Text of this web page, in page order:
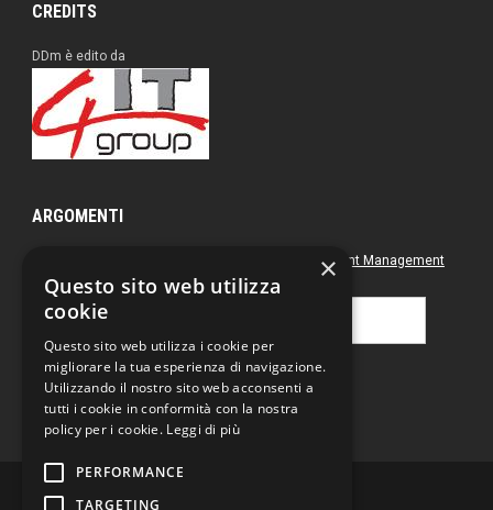
CREDITS
DDm è edito da
ARGOMENTI
Document Management
Green Postal & Mail Printing
Ricerca
×
Questo sito web utilizza
cookie
Questo sito web utilizza i cookie per
migliorare la tua esperienza di navigazione.
Utilizzando il nostro sito web acconsenti a
tutti i cookie in conformità con la nostra
policy per i cookie. Leggi di più
PERFORMANCE
TARGETING